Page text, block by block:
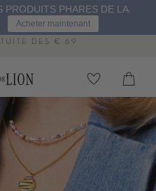
PRODUITS PHARES DE LA
Acheter maintenant
DÈS € 69